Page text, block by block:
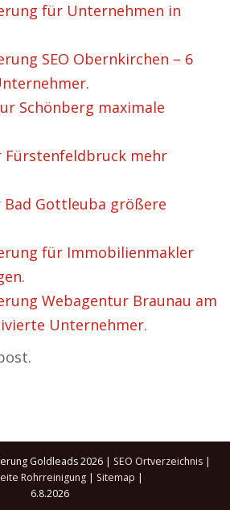
für Unternehmen in
SEO Obernkirchen – 6
Schönberg maximale
Fürstenfeldbruck mehr
Gottleuba größere
für Immobilienmakler
Webagentur Braunau am
Unternehmer.
Goldleads 2026 | SEO Ortverzeichnis |
Rohrreinigung | Sitemap |
6.8.2026